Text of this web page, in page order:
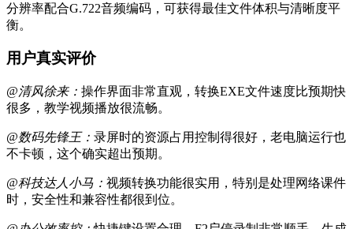
分辨率配合G.722音频编码，可获得最佳文件体积与清晰度平
衡。
用户真实评价
@清风徐来： 操作界面非常直观，转换EXE文件速度比预期快
很多，教学视频播放很流畅。
@数码先锋王： 录屏时的资源占用控制得很好，老电脑运行也
不卡顿，这个确实超出预期。
@科技达人小马： 视频转换功能很实用，特别是处理网络课件
时，安全性和兼容性都很到位。